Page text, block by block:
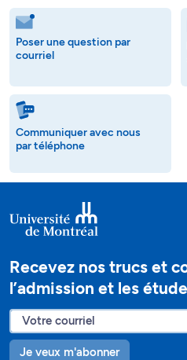
Poser une question par
courriel
Communiquer avec nous
par téléphone
Recevez nos trucs et
l’admission et les
Je veux m'abonner